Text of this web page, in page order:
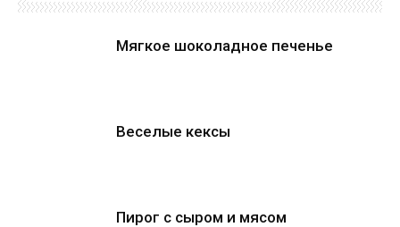
Мягкое шоколадное печенье
Веселые кексы
Пирог с сыром и мясом